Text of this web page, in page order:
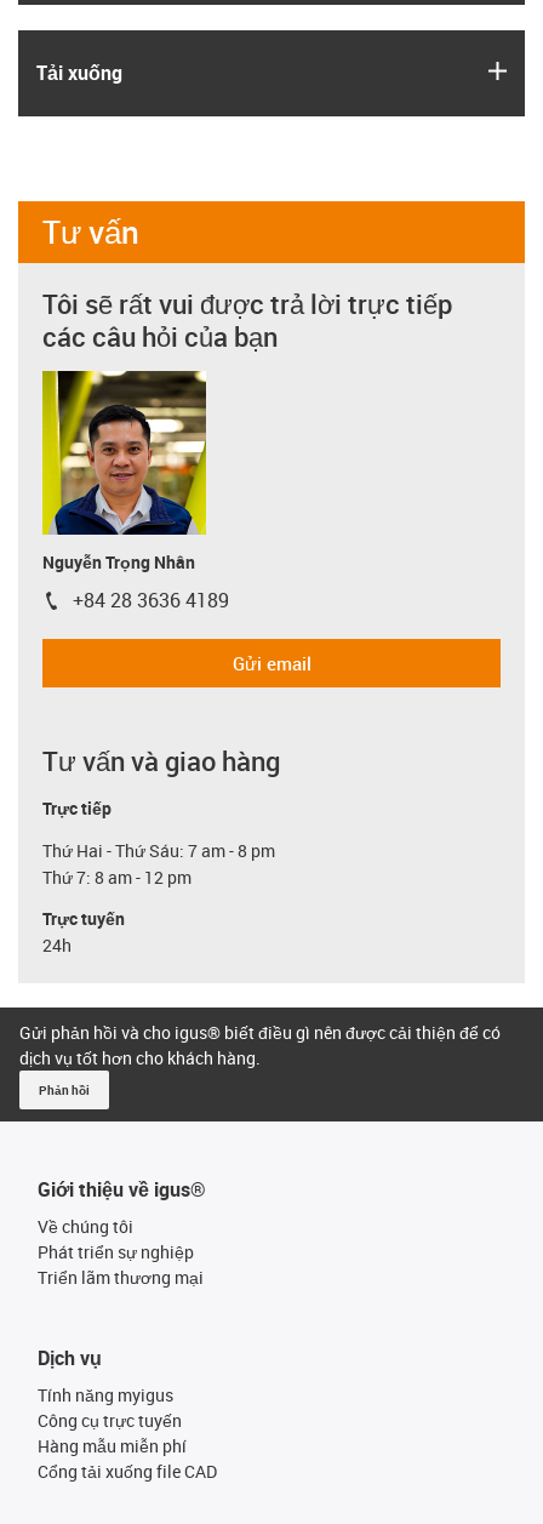
Tải xuống
Tư vấn
Tôi sẽ rất vui được trả lời trực tiếp
các câu hỏi của bạn
Nguyễn Trọng Nhân
igus-icon-phone
+84 28 3636 4189
Gửi email
Tư vấn và giao hàng
Trực tiếp
Thứ Hai - Thứ Sáu: 7 am - 8 pm
Thứ 7: 8 am - 12 pm
Trực tuyến
24h
Gửi phản hồi và cho igus® biết điều gì nên được cải thiện để có
dịch vụ tốt hơn cho khách hàng.
Phản hồi
Giới thiệu về igus®
Về chúng tôi
Phát triển sự nghiệp
Triển lãm thương mại
Dịch vụ
Tính năng myigus
Công cụ trực tuyến
Hàng mẫu miễn phí
Cổng tải xuống file CAD